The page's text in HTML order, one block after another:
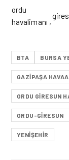
ordu
havalimanı ,
BTA BURSA
GAZIPAŞA
ORDU GIRESUN
ORDU-GIRESUN
YENIŞEHIR